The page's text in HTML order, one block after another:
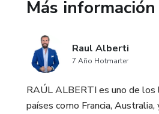
Más
Raul Alberti
7 Año Hotmarter
RAÚL ALBERTI es uno de los
países como Francia,